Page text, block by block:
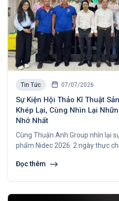
Tin Tức 07/07/2026
Sự Kiện Hội Thảo Kĩ Thuật
Khép Lại, Cùng Nhìn Lại
Nhớ Nhất
Cùng Thuận Anh Group nhìn lại
phẩm Nidec 2026: 2 ngày thực
các sản phẩm đến từ Châu Âu.
Đọc thêm